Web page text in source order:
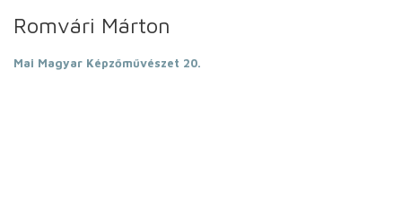
Romvári Márton
Mai Magyar Képzőművészet 20.